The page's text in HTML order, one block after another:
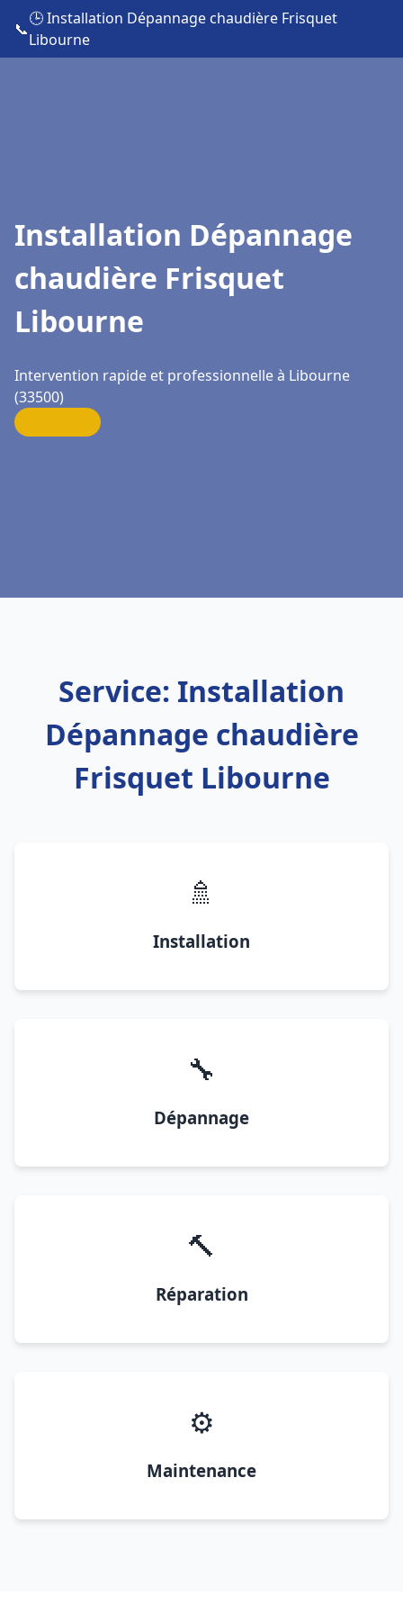
📞
🕒 Installation Dépannage chaudière Frisquet
Libourne
Installation Dépannage
chaudière Frisquet
Libourne
Intervention rapide et professionnelle à Libourne
(33500)
Service: Installation
Dépannage chaudière
Frisquet Libourne
🚿
Installation
🔧
Dépannage
🔨
Réparation
⚙️
Maintenance